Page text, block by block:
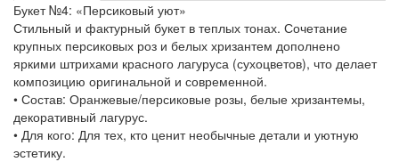
Букет №4: «Персиковый уют»
Стильный и фактурный букет в теплых тонах. Сочетание
крупных персиковых роз и белых хризантем дополнено
яркими штрихами красного лагуруса (сухоцветов), что делает
композицию оригинальной и современной.
• Состав: Оранжевые/персиковые розы, белые хризантемы,
декоративный лагурус.
• Для кого: Для тех, кто ценит необычные детали и уютную
эстетику.